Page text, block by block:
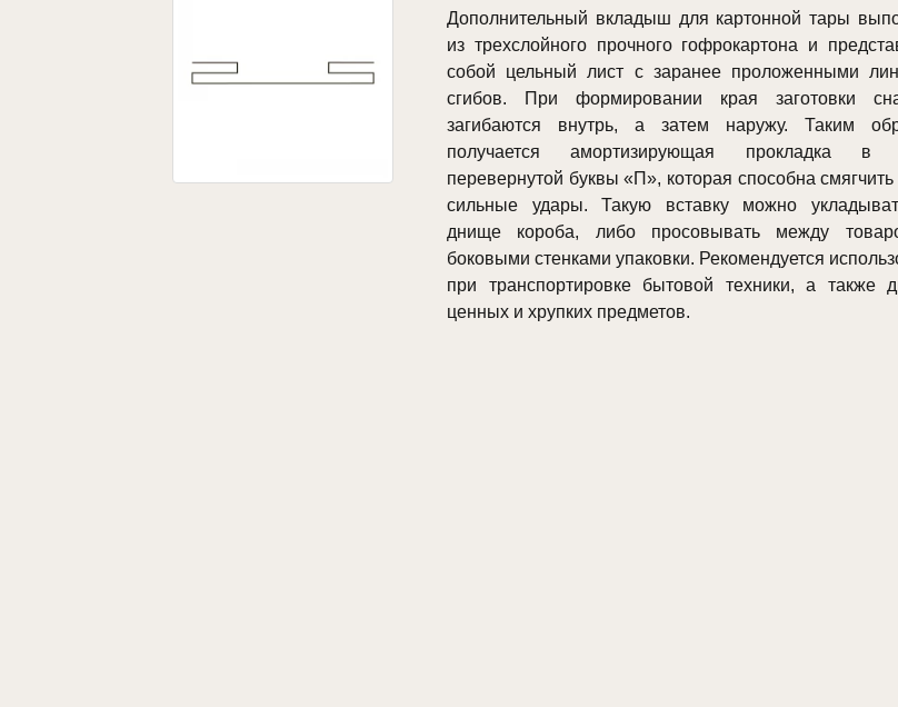
Дополнительный вкладыш для картонной тары
из трехслойного прочного гофрокартона и
собой цельный лист с заранее проложенными
сгибов. При формировании края заготовки
загибаются внутрь, а затем наружу. Таким
получается амортизирующая прокладка в
перевернутой буквы «П», которая способна
сильные удары. Такую вставку можно
днище короба, либо просовывать между
боковыми стенками упаковки. Рекомендуется
при транспортировке бытовой техники, а также
ценных и хрупких предметов.